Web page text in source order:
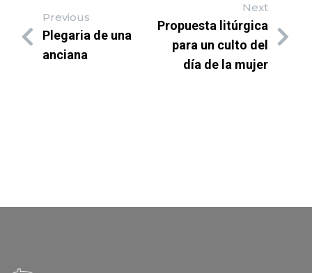
Previous
Plegaria de una
anciana
Next
Propuesta litúrgica
para un culto del
día de la mujer